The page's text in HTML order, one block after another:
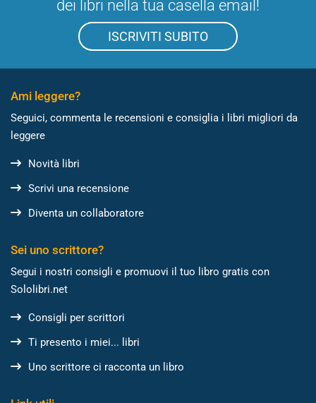
dei libri nella tua casella email!
ISCRIVITI SUBITO
Ami leggere?
Seguici, commenta le recensioni e consiglia i libri migliori da
leggere
Novità libri
Scrivi una recensione
Diventa un collaboratore
Sei uno scrittore?
Segui i nostri consigli e promuovi il tuo libro gratis con
Sololibri.net
Consigli per scrittori
Ti presento i miei... libri
Uno scrittore ci racconta un libro